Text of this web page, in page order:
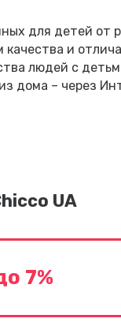
для детей
и
людей с
дома – через
UA
7%